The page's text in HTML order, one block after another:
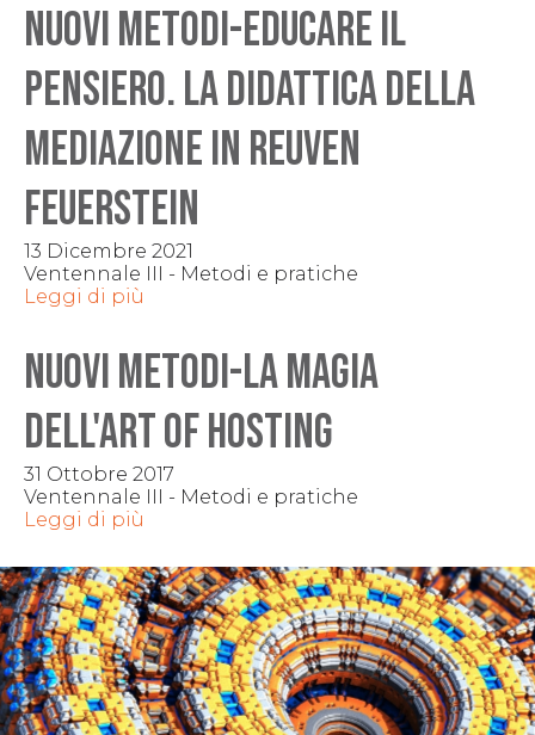
NUOVI METODI-Educare il
pensiero. La didattica della
mediazione in Reuven
Feuerstein
13 Dicembre 2021
Ventennale III - Metodi e pratiche
Leggi di più
NUOVI METODI-La magia
dell'Art of Hosting
31 Ottobre 2017
Ventennale III - Metodi e pratiche
Leggi di più